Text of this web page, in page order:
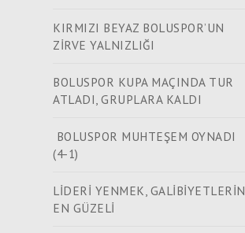
KIRMIZI BEYAZ BOLUSPOR’UN
ZİRVE YALNIZLIĞI
BOLUSPOR KUPA MAÇINDA TUR
ATLADI, GRUPLARA KALDI
BOLUSPOR MUHTEŞEM OYNADI
(4-1)
LİDERİ YENMEK, GALİBİYETLERİN
EN GÜZELİ